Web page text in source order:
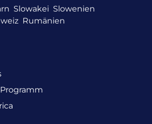
Slowakei Slowenien
Rumänien